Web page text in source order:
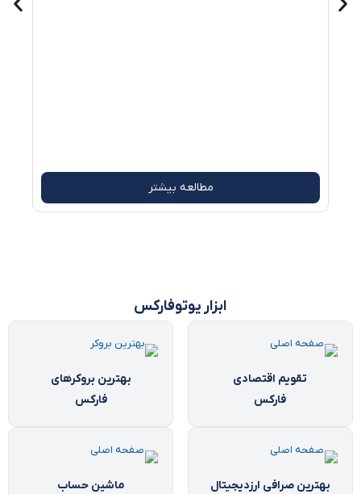
مطالعه بیشتر
ابزار یوتوفارکس
تقویم اقتصادی
فارکس
بهترین بروکرهای
فارکس
بهترین صرافی ارزدیجیتال
ماشین حساب